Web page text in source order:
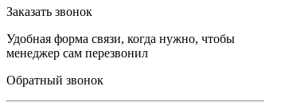
Заказать звонок
Удобная форма связи, когда нужно, чтобы
менеджер сам перезвонил
Обратный звонок